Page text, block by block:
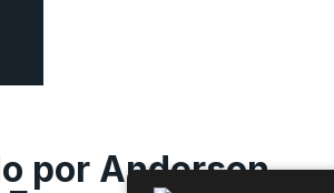
por Anderson